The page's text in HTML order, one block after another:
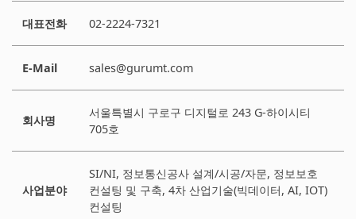
대표전화 02-2224-7321
E-Mail sales@gurumt.com
회사명
서울특별시 구로구 디지털로 243 G-하이시티
705호
사업분야
SI/NI, 정보통신공사 설계/시공/자문, 정보보호
컨설팅 및 구축, 4차 산업기술(빅데이터, AI, IOT)
컨설팅